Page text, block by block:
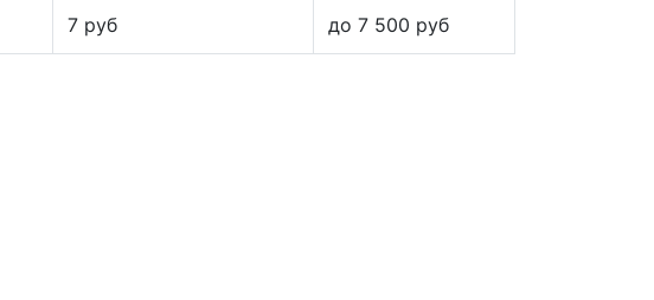
7 руб до 7 500 руб